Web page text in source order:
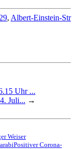
, Albert-Einstein-Str
Uhr ...
Juli... →
Weiser
Positiver Corona-